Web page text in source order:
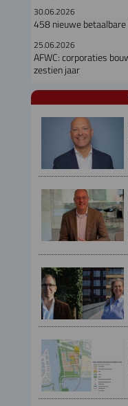
30.06.2026
458 nieuwe
25.06.2026
AFWC: corporaties
zestien jaar